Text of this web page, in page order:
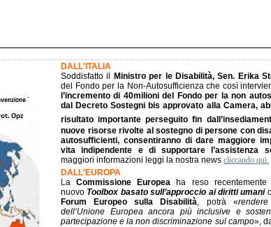
DALL'ITALIA
Soddisfatto il
Ministro per le Disabilità, Sen. Erika
del Fondo per la Non-Autosufficienza che così
l’incremento di 40milioni del Fondo per la non
dal Decreto Sostegni bis approvato alla Camera,
risultato importante perseguito fin
nuove risorse rivolte al sostegno di persone con
autosufficienti, consentiranno di dare maggiore
vita indipendente e di supportare l’assistenza
maggiori informazioni leggi la nostra news cliccando qui.
DALL'EUROPA
LaCommissione Europea ha reso
nuovo Toolbox basato sull’approccio ai diritti umani
Forum Europeo sulla Disabilità, potrà «
dell’Unione Europea ancora più inclusive e
partecipazione e la non discriminazione sul campo»,